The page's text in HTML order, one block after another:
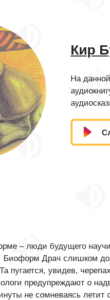
Кир
На
– люди будущего
Драч слишком
пугается, увидев,
предупреждают о
не сомневаясь летит